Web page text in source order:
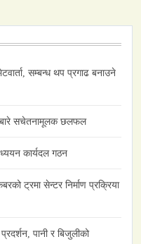
सम्बन्ध थप प्रगाढ बनाउने
सचेतनामूलक छलफल
कार्यदल गठन
ट्रमा सेन्टर निर्माण प्रक्रिया
पानी र बिजुलीको